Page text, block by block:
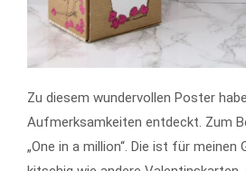
Zu diesem wundervollen Poster
Aufmerksamkeiten entdeckt. Zum
„One in a million“. Die ist für